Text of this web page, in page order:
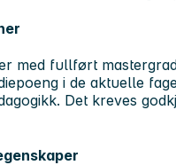
med fullført
i de aktuelle
Det kreves